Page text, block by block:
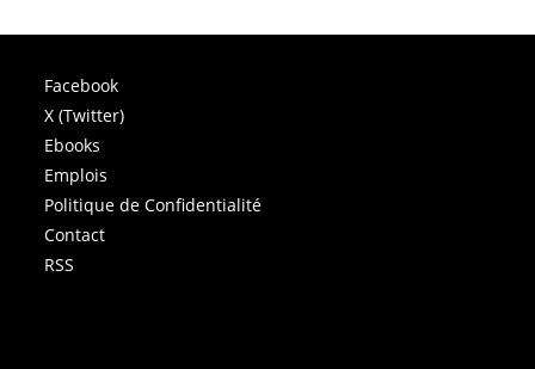
Facebook
X (Twitter)
Ebooks
Emplois
Politique de Confidentialité
Contact
RSS